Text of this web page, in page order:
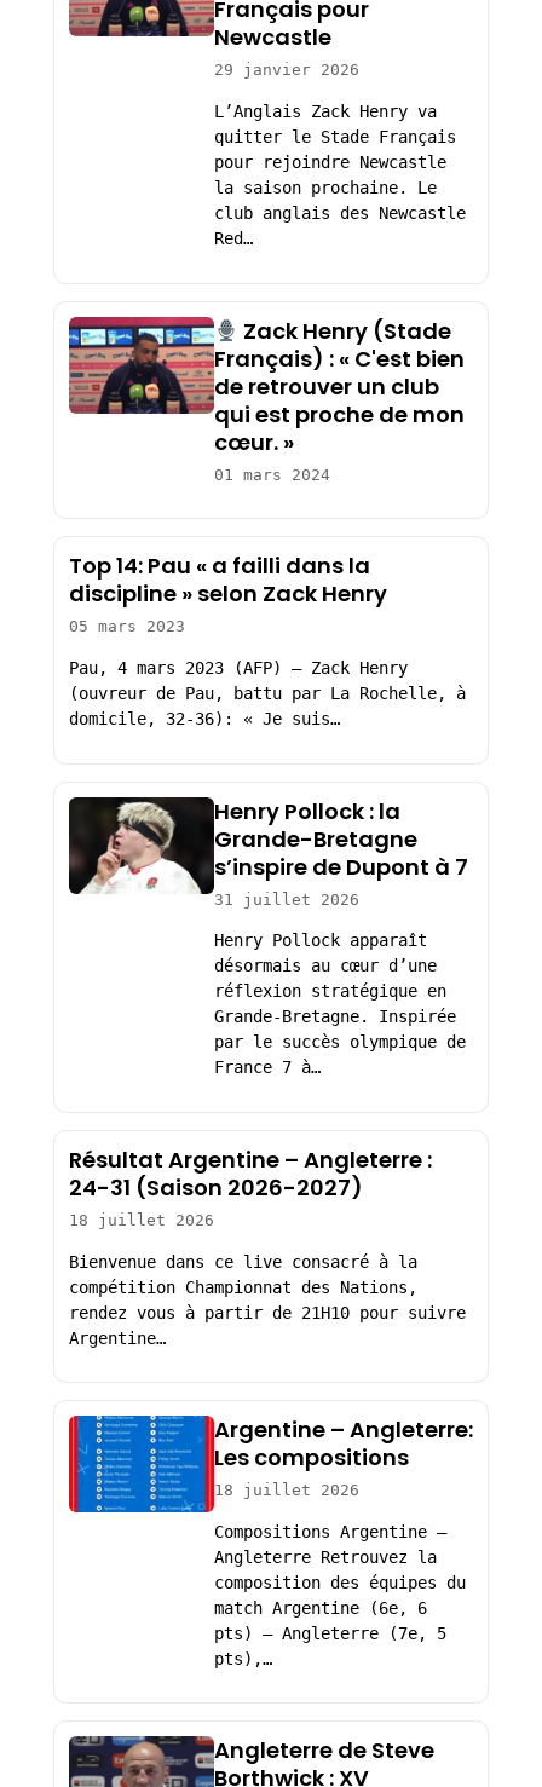
Français pour
Newcastle
29 janvier 2026
L’Anglais Zack Henry va
quitter le Stade Français
pour rejoindre Newcastle
la saison prochaine. Le
club anglais des Newcastle
Red…
Zack Henry (Stade
Français) : « C'est bien
de retrouver un club
qui est proche de mon
cœur. »
01 mars 2024
Top 14: Pau « a failli dans la
discipline » selon Zack Henry
05 mars 2023
Pau, 4 mars 2023 (AFP) – Zack Henry
(ouvreur de Pau, battu par La Rochelle, à
domicile, 32-36): « Je suis…
Henry Pollock : la
Grande-Bretagne
s’inspire de Dupont à 7
31 juillet 2026
Henry Pollock apparaît
désormais au cœur d’une
réflexion stratégique en
Grande-Bretagne. Inspirée
par le succès olympique de
France 7 à…
Résultat Argentine – Angleterre :
24-31 (Saison 2026-2027)
18 juillet 2026
Bienvenue dans ce live consacré à la
compétition Championnat des Nations,
rendez vous à partir de 21H10 pour suivre
Argentine…
Argentine – Angleterre:
Les compositions
18 juillet 2026
Compositions Argentine –
Angleterre Retrouvez la
composition des équipes du
match Argentine (6e, 6
pts) – Angleterre (7e, 5
pts),…
Angleterre de Steve
Borthwick : XV